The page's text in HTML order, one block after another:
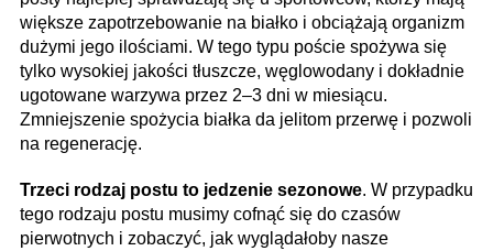
większe zapotrzebowanie na białko i obciążają organizm
dużymi jego iloś­ciami. W tego typu poście spożywa się
tylko wysokiej jakości tłuszcze, węglowodany i dokładnie
ugotowane warzywa przez 2–3 dni w miesiącu.
Zmniejszenie spożycia białka da jelitom przerwę i pozwoli
na regenerację.
Trzeci rodzaj postu to jedzenie sezonowe. W przypadku
tego rodzaju postu musimy cofnąć się do czasów
pierwotnych i zobaczyć, jak wyglądałoby nasze